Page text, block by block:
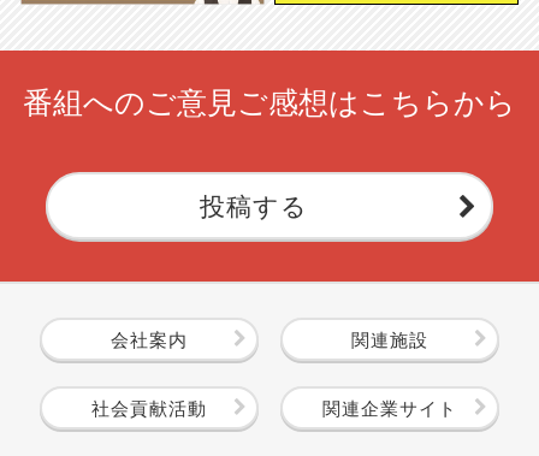
番組へのご意見ご感想はこちらから
投稿する
会社案内 関連施設
社会貢献活動 関連企業サイト